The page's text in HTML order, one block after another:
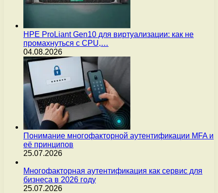
HPE ProLiant Gen10 для виртуализации: как не
промахнуться с CPU,…
04.08.2026
Понимание многофакторной аутентификации MFA и
её принципов
25.07.2026
Многофакторная аутентификация как сервис для
бизнеса в 2026 году
25.07.2026